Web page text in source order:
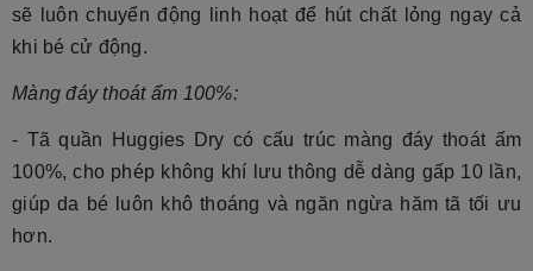
sẽ luôn chuyển động linh hoạt để hút chất lỏng ngay cả
khi bé cử động.
Màng đáy thoát ẩm 100%:
- Tã quần Huggies Drycó cấu trúc màng đáy thoát ấm
100%, cho phép không khí lưu thông dễ dàng gấp 10 lần,
giúp da bé luôn khô thoáng và ngăn ngừa hăm tã tối ưu
hơn.